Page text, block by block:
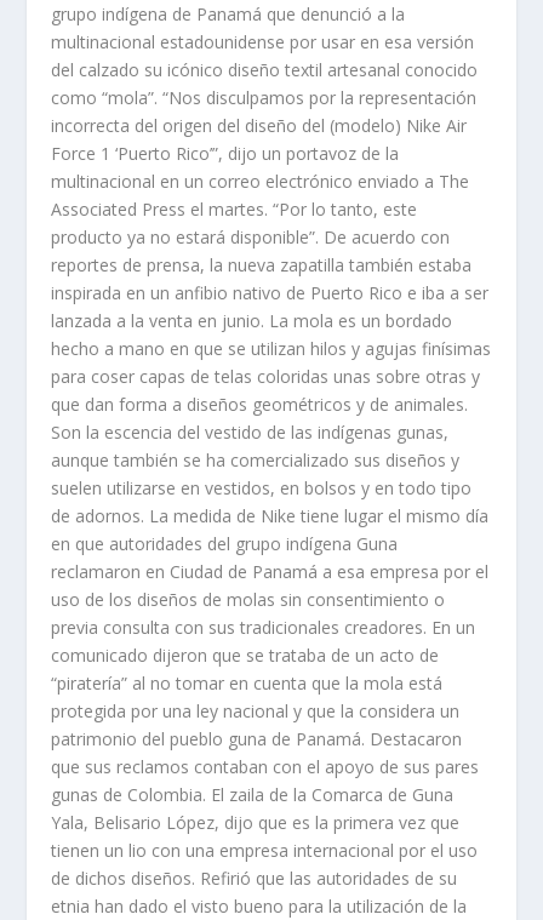
grupo indígena de Panamá que denunció a la
multinacional estadounidense por usar en esa versión
del calzado su icónico diseño textil artesanal conocido
como “mola”. “Nos disculpamos por la representación
incorrecta del origen del diseño del (modelo) Nike Air
Force 1 ‘Puerto Rico’”, dijo un portavoz de la
multinacional en un correo electrónico enviado a The
Associated Press el martes. “Por lo tanto, este
producto ya no estará disponible”. De acuerdo con
reportes de prensa, la nueva zapatilla también estaba
inspirada en un anfibio nativo de Puerto Rico e iba a ser
lanzada a la venta en junio. La mola es un bordado
hecho a mano en que se utilizan hilos y agujas finísimas
para coser capas de telas coloridas unas sobre otras y
que dan forma a diseños geométricos y de animales.
Son la escencia del vestido de las indígenas gunas,
aunque también se ha comercializado sus diseños y
suelen utilizarse en vestidos, en bolsos y en todo tipo
de adornos. La medida de Nike tiene lugar el mismo día
en que autoridades del grupo indígena Guna
reclamaron en Ciudad de Panamá a esa empresa por el
uso de los diseños de molas sin consentimiento o
previa consulta con sus tradicionales creadores. En un
comunicado dijeron que se trataba de un acto de
“piratería” al no tomar en cuenta que la mola está
protegida por una ley nacional y que la considera un
patrimonio del pueblo guna de Panamá. Destacaron
que sus reclamos contaban con el apoyo de sus pares
gunas de Colombia. El zaila de la Comarca de Guna
Yala, Belisario López, dijo que es la primera vez que
tienen un lio con una empresa internacional por el uso
de dichos diseños. Refirió que las autoridades de su
etnia han dado el visto bueno para la utilización de la